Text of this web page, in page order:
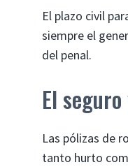
El plazo civil
siempre el
del penal.
El
Las pólizas de
tanto hurto